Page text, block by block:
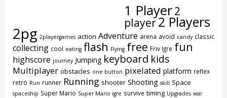
1 Player2
player2 Players
2pg 2playergames action Adventure arena avoid candy classic
collecting cool eating flash Flying free Friv Igre fun
highscore journey Jumping keyboard kids
Multiplayer obstacles one button pixelated platform reflex
retro Run runner Running shooter Shooting skill Space
spaceship Super Mario Super Mario igre survive timing Upgrades war